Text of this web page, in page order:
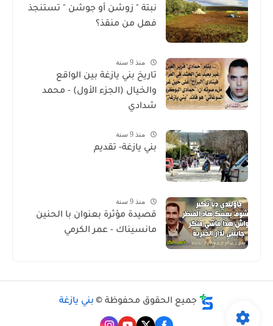
نبتة " زوشن أو جوشن " تستنجذ
فهل من منقذ؟
منذ 9 سنة
تاريخ بني يازغة بين الواقع
والخيال (الجزء الأول) - محمد
شدادي
منذ 9 سنة
بني يازغة- تقديم
منذ 9 سنة
قصيدة مؤثرة بعنوان با الحنين
مانسيناك - عمر الكرمي
جميع الحقوق محفوظة © بني يازغة